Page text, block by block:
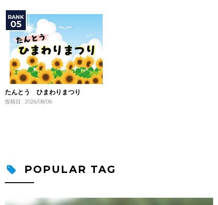
たんとう ひまわりまつり
投稿日 : 2026/08/06
POPULAR TAG